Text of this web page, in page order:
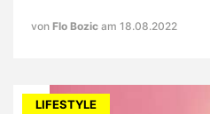
von Flo Bozic am 18.08.2022
LIFESTYLE